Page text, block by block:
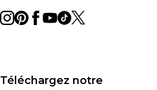
Téléchargez notre